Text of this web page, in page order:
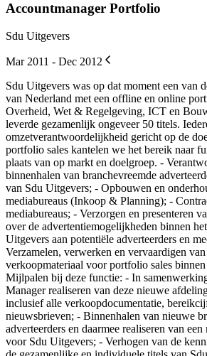
Accountmanager Portfolio
Sdu Uitgevers
Mar 2011 - Dec 2012
Sdu Uitgevers was op dat moment een van
van Nederland met een offline en online
Overheid, Wet & Regelgeving, ICT en
leverde gezamenlijk ongeveer 50 titels.
omzetverantwoordelijkheid gericht op de
portfolio sales kantelen we het bereik naar
plaats van op markt en doelgroep. -
binnenhalen van branchevreemde
van Sdu Uitgevers; - Opbouwen en
mediabureaus (Inkoop & Planning); -
mediabureaus; - Verzorgen en presenteren
over de advertentiemogelijkheden binnen
Uitgevers aan potentiële adverteerders en
Verzamelen, verwerken en vervaardigen
verkoopmateriaal voor portfolio sales
Mijlpalen bij deze functie: - In
Manager realiseren van deze nieuwe
inclusief alle verkoopdocumentatie,
nieuwsbrieven; - Binnenhalen van nieuwe
adverteerders en daarmee realiseren van
voor Sdu Uitgevers; - Verhogen van de